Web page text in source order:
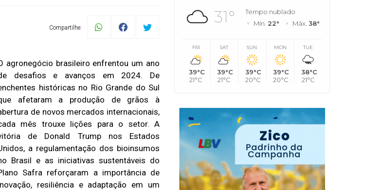
Compartilhe:
agronegócio brasileiro enfrentou um ano
desafios e avanços em 2024. De
históricas no Rio Grande do Sul
afetaram a produção de grãos à
de novos mercados internacionais,
mês trouxe lições para o setor. A
de Donald Trump nos Estados
a regulamentação dos bioinsumos
Brasil e as iniciativas sustentáveis do
Safra reforçaram a importância de
resiliência e adaptação em um
31°
Tempo nublado
Mín. 22° Máx. 38°
FRI
39°C
21°C
SAT
39°C
21°C
SUN
39°C
20°C
MON
39°C
20°C
TUE
38°C
21°C